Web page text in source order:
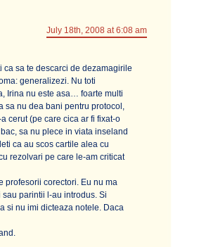
July 18th, 2008 at 6:08 am
ca sa te descarci de dezamagirile
generalizezi. Nu toti
Irina nu este asa… foarte multi
sa nu dea bani pentru protocol,
cerut (pe care cica ar fi fixat-o
sa nu plece in viata inseland
ca au scos cartile alea cu
rezolvari pe care le-am criticat
profesorii corectori. Eu nu ma
parintii l-au introdus. Si
si nu imi dicteaza notele. Daca